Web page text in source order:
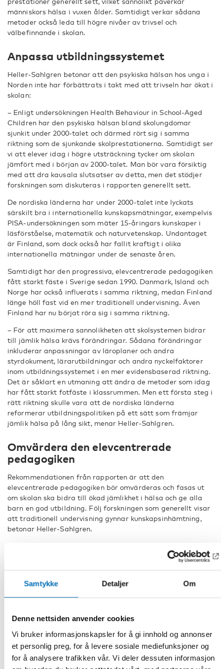
Samtykke Detaljer Om
Denne nettsiden anvender cookies
Vi bruker informasjonskapsler for å gi innhold og annonser
et personlig preg, for å levere sosiale mediefunksjoner og
for å analysere trafikken vår. Vi deler dessuten informasjon
människors hälsa i vuxen ålder. Samtidigt verkar sådana
metoder också leda till högre nivåer av trivsel och
välbefinnande i skolan.
Anpassa utbildningssystemet
Heller-Sahlgren betonar att den psykiska hälsan hos unga i
Norden inte har förbättrats i takt med att trivseln har ökat i
skolan:
– Enligt undersökningen Health Behaviour in School-Aged
Children har den psykiska hälsan bland skolungdomar
sjunkit under 2000-talet och därmed rört sig i samma
riktning som de sjunkande skolprestationerna. Samtidigt ser
vi att elever idag i högre utsträckning tycker om skolan
jämfört med i början av 2000-talet. Man bör vara försiktig
med att dra kausala slutsatser av detta, men det stödjer
forskningen som diskuteras i rapporten generellt sett.
De nordiska länderna har under 2000-talet inte lyckats
särskilt bra i internationella kunskapsmätningar, exempelvis
PISA-undersökningen som mäter 15-åringars kunskaper i
läsförståelse, matematik och naturvetenskap. Undantaget
är Finland, som dock också har fallit kraftigt i olika
internationella mätningar under de senaste åren.
Samtidigt har den progressiva, elevcentrerade pedagogiken
fått starkt fäste i Sverige sedan 1990. Danmark, Island och
Norge har också influerats i samma riktning, medan Finland
länge höll fast vid en mer traditionell undervisning. Även
Finland har nu börjat röra sig i samma riktning.
– För att maximera sannolikheten att skolsystemen bidrar
till jämlik hälsa krävs förändringar. Sådana förändringar
inkluderar anpassningar av läroplaner och andra
styrdokument, lärarutbildningar och andra nyckelfaktorer
inom utbildningssystemet i en mer evidensbaserad riktning.
Det är såklart en utmaning att ändra de metoder som idag
har fått starkt fotfäste i klassrummen. Men ett första steg i
rätt riktning skulle vara att de nordiska länderna
reformerar utbildningspolitiken på ett sätt som främjar
jämlik hälsa på lång sikt, menar Heller-Sahlgren.
Omvärdera den elevcentrerade
pedagogiken
Rekommendationen från rapporten är att den
elevcentrerade pedagogiken bör omvärderas och fasas ut
om skolan ska bidra till ökad jämlikhet i hälsa och ge alla
barn en god utbildning. Följ forskningen som generellt visar
att traditionell undervisning gynnar kunskapsinhämtning,
betonar Heller-Sahlgren.
vara speciellt viktiga för att förbättra skolprestationer hos
förbättra skolprestationer bland väldigt högt presterande
elever. Men den gynnar inte de flesta andra.
Fakta
DEL